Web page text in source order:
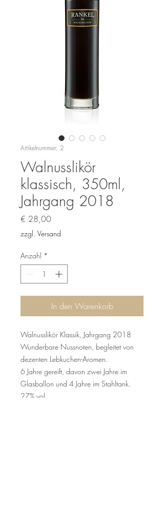
Artikelnummer: 2
Walnusslikör
klassisch, 350ml,
Jahrgang 2018
€ 28,00Preis
zzgl. Versand
Anzahl *
In den Warenkorb
Walnusslikör Klassik, Jahrgang 2018
Wunderbare Nussnoten, begleitet von
dezenten Lebkuchen-Aromen.
6 Jahre gereift, davon zwei Jahre im
Glasballon und 4 Jahre im Stahltank.
27% vol.